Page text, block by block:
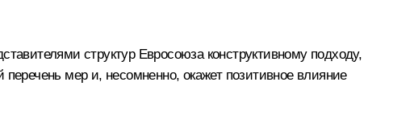
структур Евросоюза конструктивному подходу,
мер и, несомненно, окажет позитивное влияние